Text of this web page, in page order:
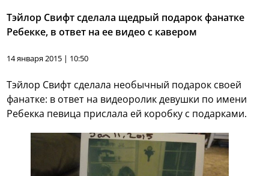
Тэйлор Свифт сделала щедрый подарок фанатке
Ребекке, в ответ на ее видео с кавером
14 января 2015 | 10:50
Тэйлор Свифт сделала необычный подарок своей
фанатке: в ответ на видеоролик девушки по имени
Ребекка певица прислала ей коробку с подарками.